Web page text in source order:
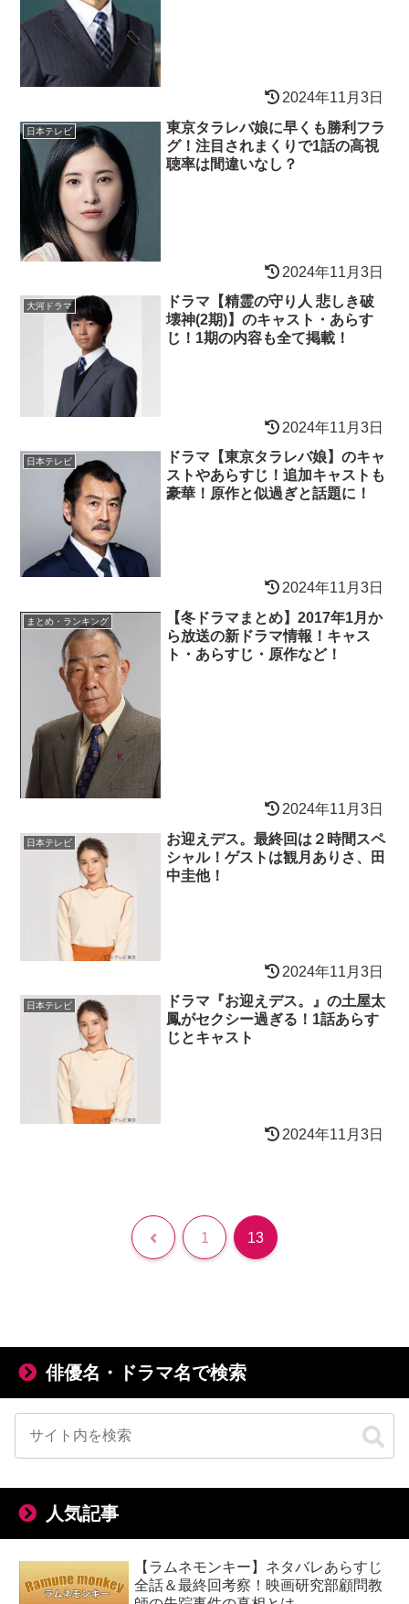
2024年11月3日
日本テレビ
東京タラレバ娘に早くも勝利フラ
グ！注目されまくりで1話の高視
聴率は間違いなし？
2024年11月3日
大河ドラマ
ドラマ【精霊の守り人 悲しき破
壊神(2期)】のキャスト・あらす
じ！1期の内容も全て掲載！
2024年11月3日
日本テレビ
ドラマ【東京タラレバ娘】のキャ
ストやあらすじ！追加キャストも
豪華！原作と似過ぎと話題に！
2024年11月3日
まとめ・ランキング
【冬ドラマまとめ】2017年1月か
ら放送の新ドラマ情報！キャス
ト・あらすじ・原作など！
2024年11月3日
日本テレビ
お迎えデス。最終回は２時間スペ
シャル！ゲストは観月ありさ、田
中圭他！
2024年11月3日
日本テレビ
ドラマ『お迎えデス。』の土屋太
鳳がセクシー過ぎる！1話あらす
じとキャスト
2024年11月3日
前 1 13
俳優名・ドラマ名で検索
人気記事
【ラムネモンキー】ネタバレあらすじ
全話＆最終回考察！映画研究部顧問教